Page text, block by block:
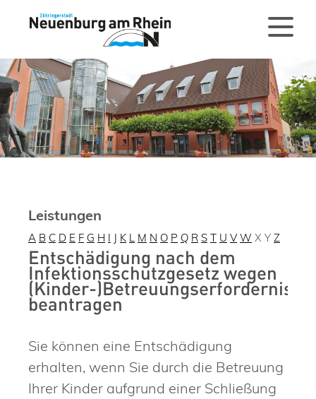
Leistungen
A B C D E F G H I J K L M N O P Q R S T U V W X Y Z
Entschädigung nach dem
Infektionsschutzgesetz wegen
(Kinder-)Betreuungserfordernis
beantragen
Sie können eine Entschädigung
erhalten, wenn Sie durch die Betreuung
Ihrer Kinder aufgrund einer Schließung